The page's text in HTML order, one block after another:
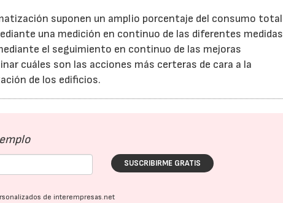
suponen un amplio porcentaje del consumo total
una medición en continuo de las diferentes medidas
el seguimiento en continuo de las mejoras
cuáles son las acciones más certeras de cara a la
de los edificios.
SUSCRIBIRME GRATIS
de interempresas.net